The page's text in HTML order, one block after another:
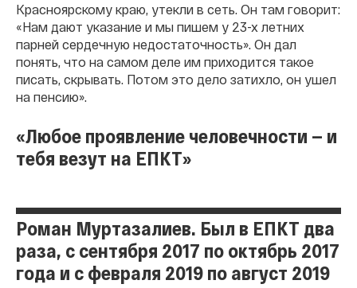
Красноярскому краю, утекли в сеть. Он там говорит:
«Нам дают указание и мы пишем у 23-х летних
парней сердечную недостаточность». Он дал
понять, что на самом деле им приходится такое
писать, скрывать. Потом это дело затихло, он ушел
на пенсию».
«Любое проявление человечности — и
тебя везут на ЕПКТ»
Роман Муртазалиев. Был в ЕПКТ два
раза, с сентября 2017 по октябрь 2017
года и с февраля 2019 по август 2019